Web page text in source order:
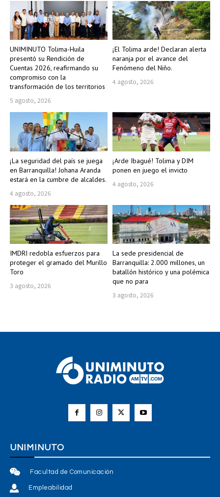
UNIMINUTO Tolima-Huila
presentó su Rendición de
Cuentas 2026, reafirmando su
compromiso con la
transformación de los territorios
5 agosto, 2026
¡El Tolima arde! Declaran alerta
naranja por el avance del
Fenómeno del Niño.
4 agosto, 2026
¡La seguridad del país se juega
en Barranquilla! Johana Aranda
estará en la cumbre de alcaldes.
4 agosto, 2026
¡Arde Ibagué! Tolima y DIM
ponen en juego el invicto
4 agosto, 2026
IMDRI redobla esfuerzos para
proteger el gramado del Murillo
Toro
3 agosto, 2026
La sede presidencial de
Barranquilla: 2.000 millones, un
batallón histórico y una polémica
que no para
3 agosto, 2026
UNIMINUTO
Facultad de Comunicación
Empleabilidad